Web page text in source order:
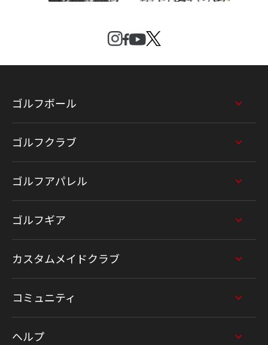
ゴルフボール
ゴルフクラブ
ゴルフアパレル
ゴルフギア
カスタムメイドクラブ
コミュニティ
ヘルプ